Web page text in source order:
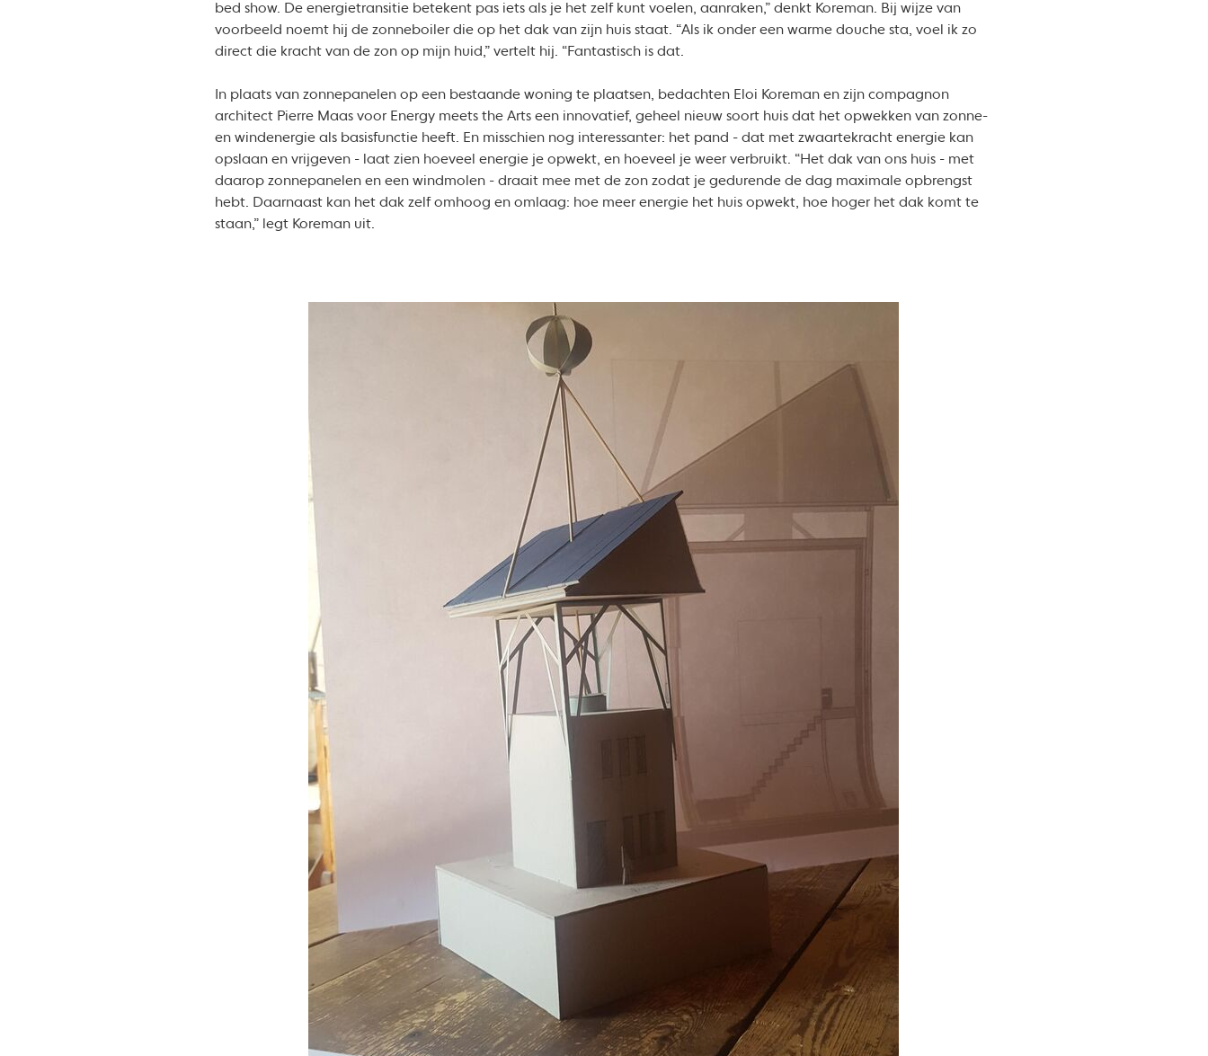
bed show. De energietransitie betekent pas iets als je het zelf kunt voelen, aanraken,” denkt Koreman. Bij wijze van
voorbeeld noemt hij de zonneboiler die op het dak van zijn huis staat. “Als ik onder een warme douche sta, voel ik zo
direct die kracht van de zon op mijn huid,” vertelt hij. “Fantastisch is dat.
In plaats van zonnepanelen op een bestaande woning te plaatsen, bedachten Eloi Koreman en zijn compagnon
architect Pierre Maas voor Energy meets the Arts een innovatief, geheel nieuw soort huis dat het opwekken van zonne-
en windenergie als basisfunctie heeft. En misschien nog interessanter: het pand - dat met zwaartekracht energie kan
opslaan en vrijgeven - laat zien hoeveel energie je opwekt, en hoeveel je weer verbruikt. “Het dak van ons huis - met
daarop zonnepanelen en een windmolen - draait mee met de zon zodat je gedurende de dag maximale opbrengst
hebt. Daarnaast kan het dak zelf omhoog en omlaag: hoe meer energie het huis opwekt, hoe hoger het dak komt te
staan,” legt Koreman uit.